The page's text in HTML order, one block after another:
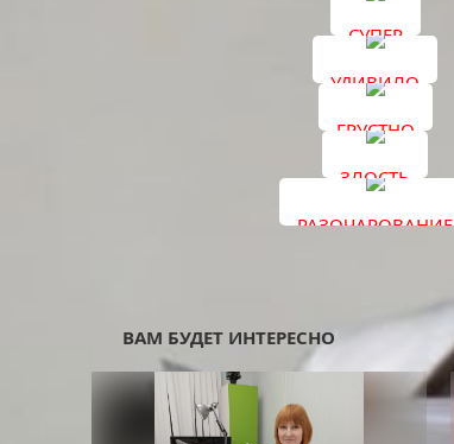
СУПЕР
УДИВИЛО
ГРУСТНО
ЗЛОСТЬ
РАЗОЧАРОВАНИЕ
ВАМ БУДЕТ ИНТЕРЕСНО